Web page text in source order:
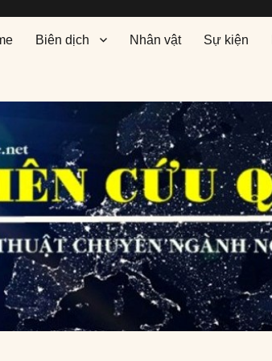
Biên dịch Nhân vật Sự kiện